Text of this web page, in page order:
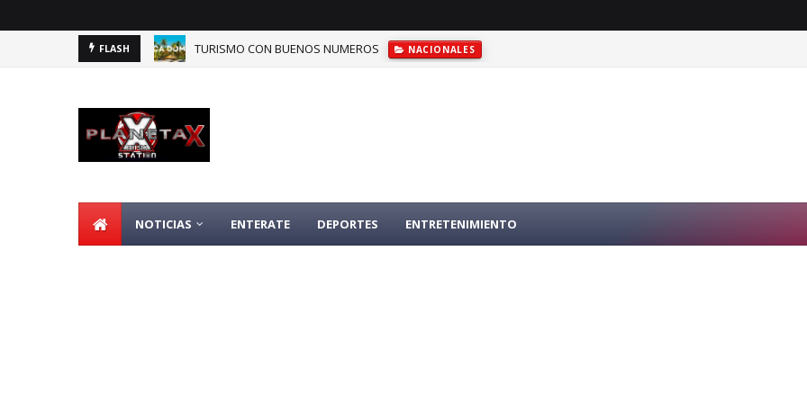
FLASH
TURISMO CON BUENOS NUMEROS
DOMINICANOS DEPENDIENTES DE SEGURO PÚBLICO EN N.Y.
NOTICIAS ENTERATE DEPORTES ENTRETENIMIENTO